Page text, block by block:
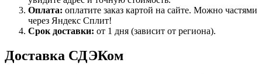
Оплата: оплатите заказ картой на сайте. Можно частями
через Яндекс Сплит!
Срок доставки: от 1 дня (зависит от региона).
Доставка СДЭКом